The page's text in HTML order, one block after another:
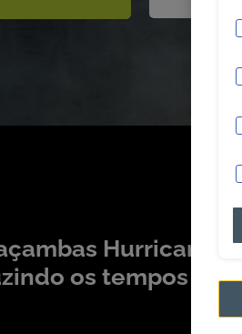
Hurricane
os tempos de